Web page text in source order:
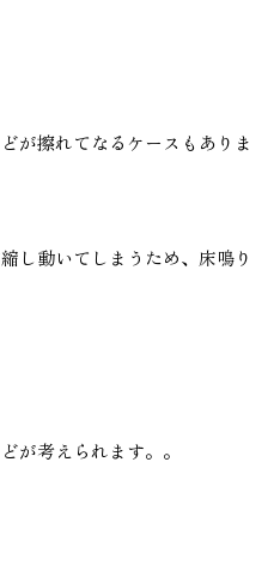
が擦れてなるケースもありま
し動いてしまうため、床鳴り
が考えられます。。